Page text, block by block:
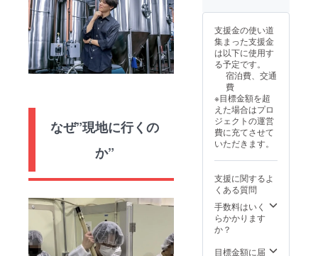
なぜ”現地に行くの
か”
れるお
名前を
ご記入
くださ
い。ロ
ゴの画
像の受
け渡し
につい
ては、
プロ
ジェク
ト終了
後にお
送りす
るメー
ルをご
確認く
ださ
間中）
・感謝
祭会場
ロゴ掲
載（掲
載期
間：感
謝祭開
催期間
中） ・
注意事
項：支
援時、
必ず備
考欄に
掲載を
希望さ
れるお
名前を
い。ロ
・感謝
祭ご招
待
（2026
年3月5
日） ※
詳細は
別途ご
案内 ・
感謝祭
冊子ロ
ゴ掲載
（掲載
期間：
開催期
間中）
・感謝
祭会場
載期
掲載 ・
1枚 ・
酒蔵紹
介投稿
時スポ
ンサー
載期
間：投
稿時か
らこの
プロ
ジェク
了する
まで 掲
載方
法：文
字のみ
祭ご招
支援金の使い道
集まった支援金
は以下に使用す
る予定です。
宿泊費、交通
費
※目標金額を超
えた場合はプロ
ジェクトの運営
費に充てさせて
いただきます。
支援に関するよ
くある質問
手数料はいく
らかかります
か？
目標金額に届